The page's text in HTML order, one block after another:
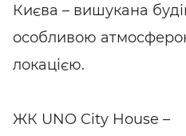
Києва – вишукана
особливою
локацією.
ЖК UNO City House –